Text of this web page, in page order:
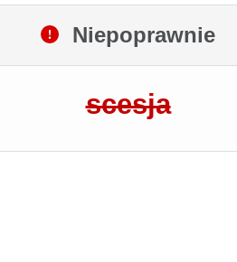
Niepoprawnie
scesja